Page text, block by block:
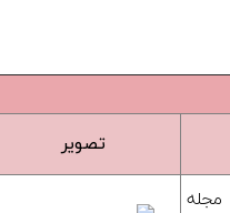
تصویر
شماره ۵۱ مجله